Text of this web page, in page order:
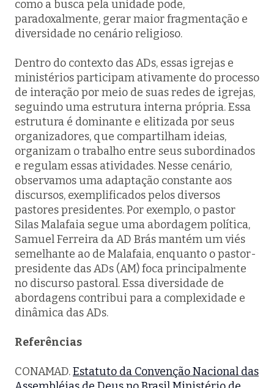
como a busca pela unidade pode,
paradoxalmente, gerar maior fragmentação e
diversidade no cenário religioso.
Dentro do contexto das ADs, essas igrejas e
ministérios participam ativamente do processo
de interação por meio de suas redes de igrejas,
seguindo uma estrutura interna própria. Essa
estrutura é dominante e elitizada por seus
organizadores, que compartilham ideias,
organizam o trabalho entre seus subordinados
e regulam essas atividades. Nesse cenário,
observamos uma adaptação constante aos
discursos, exemplificados pelos diversos
pastores presidentes. Por exemplo, o pastor
Silas Malafaia segue uma abordagem política,
Samuel Ferreira da AD Brás mantém um viés
semelhante ao de Malafaia, enquanto o pastor-
presidente das ADs (AM) foca principalmente
no discurso pastoral. Essa diversidade de
abordagens contribui para a complexidade e
dinâmica das ADs.
Referências
CONAMAD.Estatuto da Convenção Nacional das